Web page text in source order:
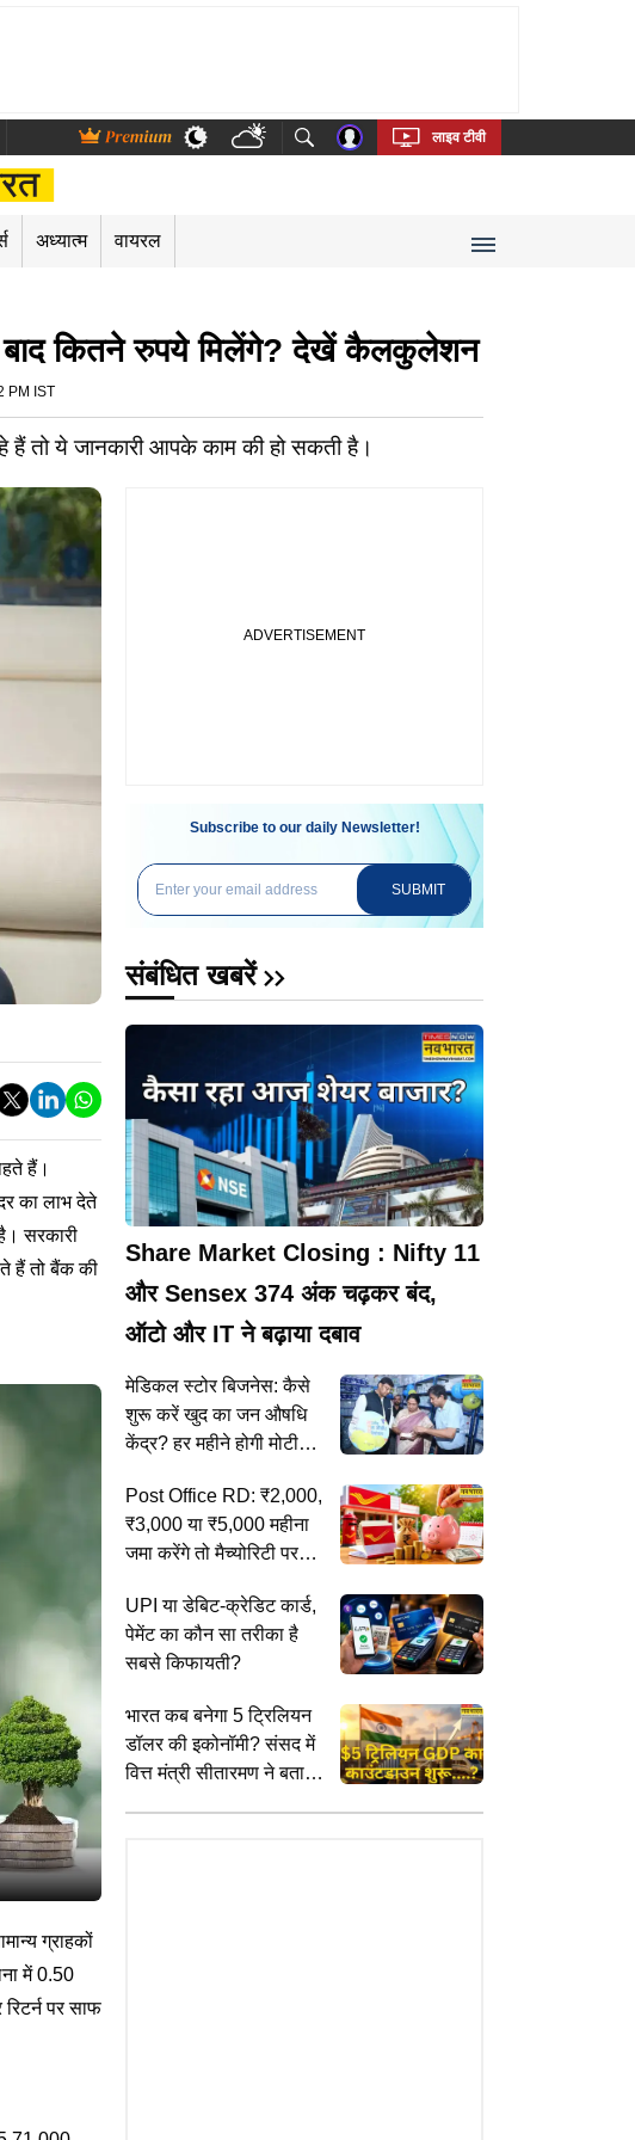
Me Marathi Bengali Telugu Tamil Kannada Malayalam
लाइव टीवी
अध्यात्म वायरल
कितने रुपये मिलेंगे? देखें कैलकुलेशन
PM IST
तो ये जानकारी आपके काम की हो सकती है।
हैं।
का लाभ देते
सरकारी
हैं तो बैंक की
ग्राहकों
में 0.50
पर साफ
Subscribe to our daily Newsletter!
SUBMIT
संबंधित खबरें
Share Market Closing : Nifty 11
और Sensex 374 अंक चढ़कर बंद,
ऑटो और IT ने बढ़ाया दबाव
मेडिकल स्टोर बिजनेस: कैसे
शुरू करें खुद का जन औषधि
केंद्र? हर महीने होगी मोटी
Post Office RD: ₹2,000,
₹3,000 या ₹5,000 महीना
जमा करेंगे तो मैच्योरिटी पर
UPI या डेबिट-क्रेडिट कार्ड,
पेमेंट का कौन सा तरीका है
सबसे किफायती?
भारत कब बनेगा 5 ट्रिलियन
डॉलर की इकोनॉमी? संसद में
वित्त मंत्री सीतारमण ने बताया